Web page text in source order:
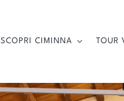
SCOPRI CIMINNA TOUR